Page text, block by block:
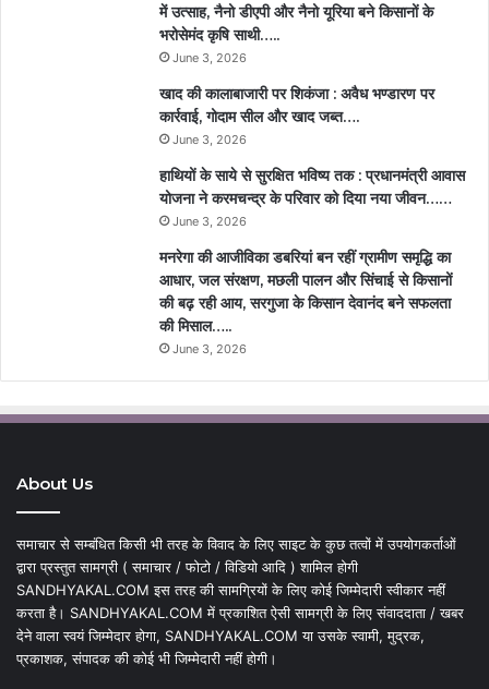
में उत्साह, नैनो डीएपी और नैनो यूरिया बने किसानों के
भरोसेमंद कृषि साथी…..
June 3, 2026
खाद की कालाबाजारी पर शिकंजा : अवैध भण्डारण पर
कार्रवाई, गोदाम सील और खाद जब्त….
June 3, 2026
हाथियों के साये से सुरक्षित भविष्य तक : प्रधानमंत्री आवास
योजना ने करमचन्द्र के परिवार को दिया नया जीवन……
June 3, 2026
मनरेगा की आजीविका डबरियां बन रहीं ग्रामीण समृद्धि का
आधार, जल संरक्षण, मछली पालन और सिंचाई से किसानों
की बढ़ रही आय, सरगुजा के किसान देवानंद बने सफलता
की मिसाल…..
June 3, 2026
About Us
समाचार से सम्बंधित किसी भी तरह के विवाद के लिए साइट के कुछ तत्वों में उपयोगकर्ताओं
द्वारा प्रस्तुत सामग्री ( समाचार / फोटो / विडियो आदि ) शामिल होगी
SANDHYAKAL.COM इस तरह की सामग्रियों के लिए कोई जिम्मेदारी स्वीकार नहीं
करता है। SANDHYAKAL.COM में प्रकाशित ऐसी सामग्री के लिए संवाददाता / खबर
देने वाला स्वयं जिम्मेदार होगा, SANDHYAKAL.COM या उसके स्वामी, मुद्रक,
प्रकाशक, संपादक की कोई भी जिम्मेदारी नहीं होगी।